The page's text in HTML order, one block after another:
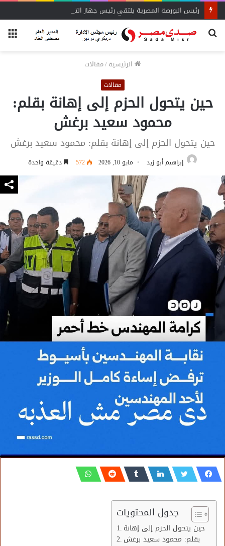
رئيس البورصة المصرية يلتقي رئيس جهاز التمثيل التجاري
بحث
الرئيسية/مقالات
مقالات
حين يتحول الحزم إلى إهانة بقلم:
محمود سعيد برغش
حين يتحول الحزم إلى إهانة بقلم: محمود سعيد برغش
إبراهيم أبو زيد مايو 10, 2026 572 دقيقة واحدة
جدول المحتويات
حين يتحول الحزم إلى إهانة
بقلم: محمود سعيد برغش